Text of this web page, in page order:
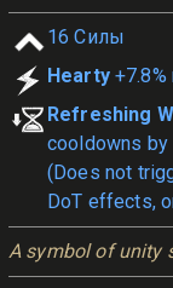
16 Силы
Hearty +7.8%
Refreshing
cooldowns by
(Does not
DoT effects,
A symbol of unity